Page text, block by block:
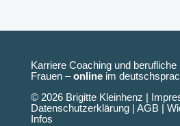
Karriere Coaching und
Frauen –onlineim
© 2026 Brigitte Kleinhenz |
Datenschutzerklärung| AGB|
Infos